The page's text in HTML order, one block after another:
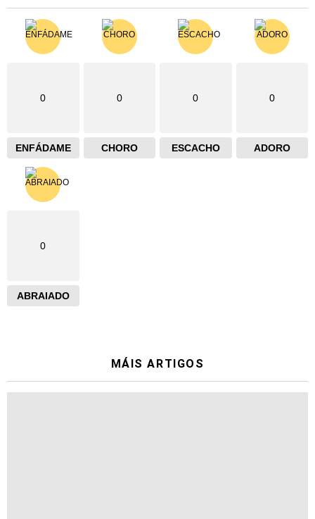
0
ENFÁDAME
0
CHORO
0
ESCACHO
0
ADORO
0
ABRAIADO
MÁIS ARTIGOS